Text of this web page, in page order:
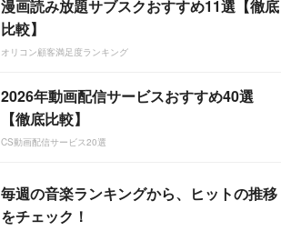
漫画読み放題サブスクおすすめ11選【徹底
比較】
オリコン顧客満足度ランキング
2026年動画配信サービスおすすめ40選
【徹底比較】
CS動画配信サービス20選
毎週の音楽ランキングから、ヒットの推移
をチェック！